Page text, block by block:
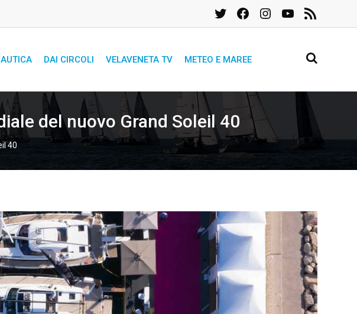
TwitterFacebookInstagramYouTube
Feed
RSS
DAI CIRCOLI VELAVENETA TV METEO E MAREE
del nuovo Grand Soleil 40
40